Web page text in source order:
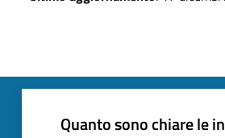
Quanto sono chiare le